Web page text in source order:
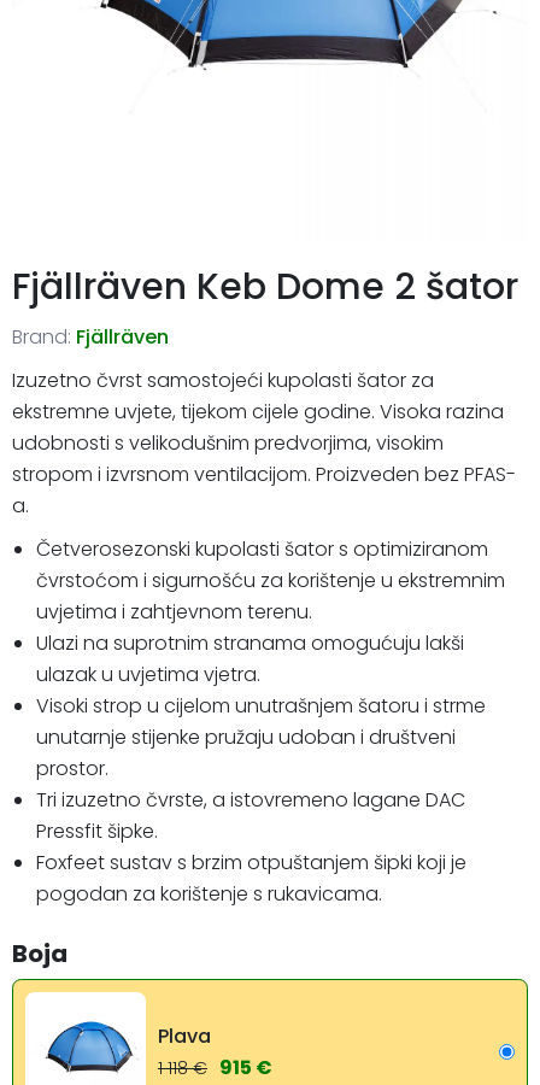
Fjällräven Keb Dome 2 šator
Brand: Fjällräven
Izuzetno čvrst samostojeći kupolasti šator za
ekstremne uvjete, tijekom cijele godine. Visoka razina
udobnosti s velikodušnim predvorjima, visokim
stropom i izvrsnom ventilacijom. Proizveden bez PFAS-
a.
Četverosezonski kupolasti šator s optimiziranom
čvrstoćom i sigurnošću za korištenje u ekstremnim
uvjetima i zahtjevnom terenu.
Ulazi na suprotnim stranama omogućuju lakši
ulazak u uvjetima vjetra.
Visoki strop u cijelom unutrašnjem šatoru i strme
unutarnje stijenke pružaju udoban i društveni
prostor.
Tri izuzetno čvrste, a istovremeno lagane DAC
Pressfit šipke.
Foxfeet sustav s brzim otpuštanjem šipki koji je
pogodan za korištenje s rukavicama.
Boja
Plava
1 118 € 915 €